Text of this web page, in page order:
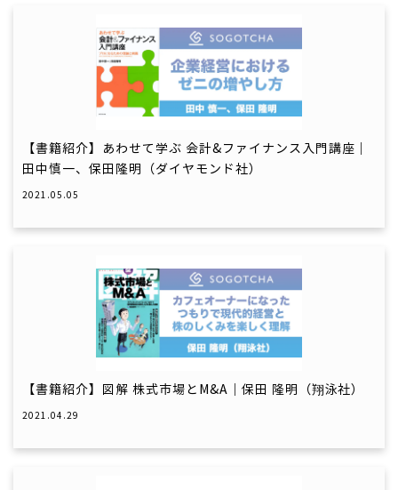
【書籍紹介】あわせて学ぶ 会計&ファイナンス入門講座｜
田中慎一、保田隆明（ダイヤモンド社）
2021.05.05
【書籍紹介】図解 株式市場とM&A｜保田 隆明（翔泳社）
2021.04.29